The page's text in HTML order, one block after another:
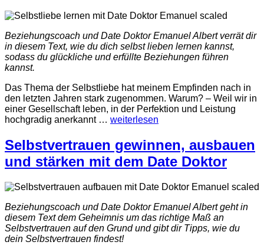
Beziehungscoach und Date Doktor Emanuel Albert verrät dir
in diesem Text, wie du dich selbst lieben lernen kannst,
sodass du glückliche und erfüllte Beziehungen führen
kannst.
Das Thema der Selbstliebe hat meinem Empfinden nach in
den letzten Jahren stark zugenommen. Warum? – Weil wir in
einer Gesellschaft leben, in der Perfektion und Leistung
hochgradig anerkannt … weiterlesen
Selbstvertrauen gewinnen, ausbauen
und stärken mit dem Date Doktor
Beziehungscoach und Date Doktor Emanuel Albert geht in
diesem Text dem Geheimnis um das richtige Maß an
Selbstvertrauen auf den Grund und gibt dir Tipps, wie du
dein Selbstvertrauen findest!